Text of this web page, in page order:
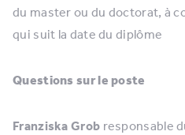
du master ou du doctorat, à
qui suit la date du diplôme
Questions sur le poste
Franziska Grob responsable